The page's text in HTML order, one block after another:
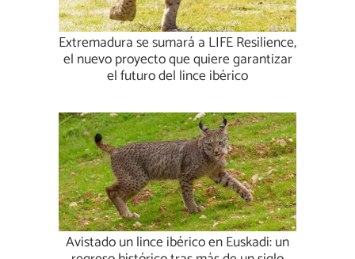
Extremadura se sumará a LIFE Resilience,
el nuevo proyecto que quiere garantizar
el futuro del lince ibérico
Avistado un lince ibérico en Euskadi: un